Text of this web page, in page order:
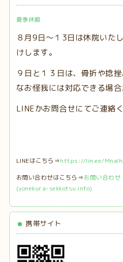
夏季休暇
８月9日～１3日は休院いた
けします。
９日と１３日は、 骨折や捻
なお怪我には対応できる場合
LINEかお問合せにてご連絡く
LINEはこちら⇒https://lin.ee/
お問い合わせはこちら⇒お問い合わせ
(yonekura-sekkotsu.info)
携帯サイト